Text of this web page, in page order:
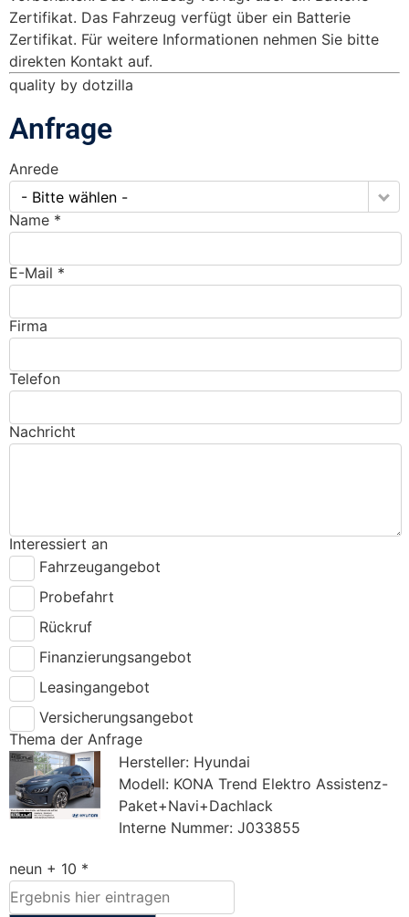
Zertifikat. Das Fahrzeug verfügt über ein Batterie
Zertifikat. Für weitere Informationen nehmen Sie bitte
direkten Kontakt auf.
quality by dotzilla
Anfrage
Anrede
- Bitte wählen -
Name *
E-Mail *
Firma
Telefon
Nachricht
Interessiert an
Fahrzeugangebot
Probefahrt
Rückruf
Finanzierungsangebot
Leasingangebot
Versicherungsangebot
Thema der Anfrage
Hersteller: Hyundai
Modell: KONA Trend Elektro Assistenz-
Paket+Navi+Dachlack
Interne Nummer: J033855
neun + 10 *